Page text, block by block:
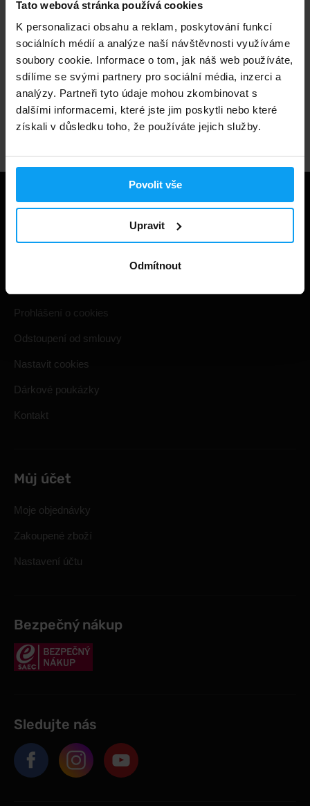
Tato webová stránka používá cookies
K personalizaci obsahu a reklam, poskytování funkcí
sociálních médií a analýze naší návštěvnosti využíváme
soubory cookie. Informace o tom, jak náš web používáte,
sdílíme se svými partnery pro sociální média, inzerci a
analýzy. Partneři tyto údaje mohou zkombinovat s
dalšími informacemi, které jste jim poskytli nebo které
získali v důsledku toho, že používáte jejich služby.
Povolit vše
Upravit
Odmítnout
3000+ produktů ihned k odběru
Odborné poradenství
Užitečné informace
Prohlášení o cookies
Odstoupení od smlouvy
Nastavit cookies
Dárkové poukázky
Kontakt
Můj účet
Moje objednávky
Zakoupené zboží
Nastavení účtu
Bezpečný nákup
Sledujte nás